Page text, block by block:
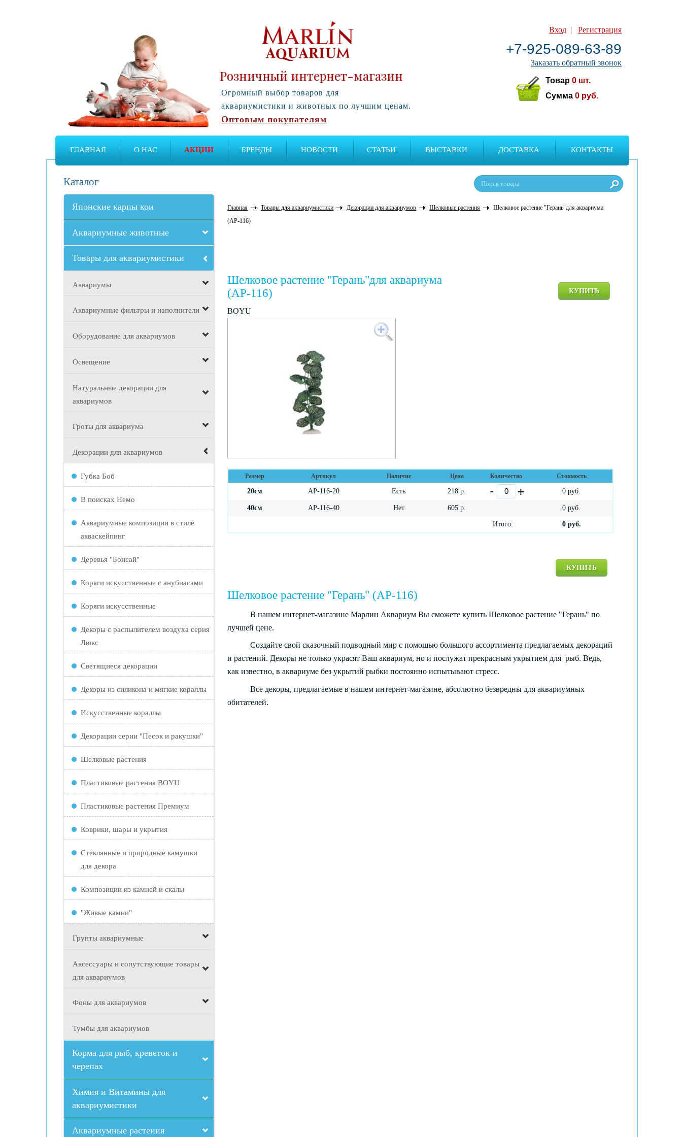
Вход |Регистрация
+7-925-089-63-89
Заказать обратный звонок
Товар0 шт.
Сумма0 руб.
Розничный интернет-магазин
Огромный выбор товаров для
аквариумистики и животных по лучшим ценам.
Оптовым покупателям
ГЛАВНАЯ О НАС АКЦИИ БРЕНДЫ НОВОСТИ СТАТЬИ ВЫСТАВКИ ДОСТАВКА КОНТАКТЫ
Каталог
Японские карпы кои
Аквариумные животные
Товары для аквариумистики
Аквариумы
Аквариумные фильтры и наполнители
Оборудование для аквариумов
Освещение
Натуральные декорации для
аквариумов
Гроты для аквариума
Декорации для аквариумов
Губка Боб
В поисках Немо
Аквариумные композиции в стиле
акваскейпинг
Деревья "Бонсай"
Коряги искусственные с анубиасами
Коряги искусственные
Декоры с распылителем воздуха серия
Люкс
Светящиеся декорации
Декоры из силикона и мягкие кораллы
Искусственные кораллы
Декорации серии "Песок и ракушки"
Шелковые растения
Пластиковые растения BOYU
Пластиковые растения Премиум
Коврики, шары и укрытия
Стеклянные и природные камушки
для декора
Композиции из камней и скалы
"Живые камни"
Грунты аквариумные
Аксессуары и сопутствующие товары
для аквариумов
Фоны для аквариумов
Тумбы для аквариумов
Корма для рыб, креветок и
черепах
Химия и Витамины для
аквариумистики
Аквариумные растения
Главная Товары для аквариумистики Декорации для аквариумов Шелковые растения
Шелковое растение "Герань"для аквариума
(AP-116)
Шелковое растение "Герань"для аквариума
(AP-116)
BOYU
КУПИТЬ
Размер Артикул Наличие Цена Количество Стоимость
20см AP-116-20 Есть 218 р. 0 руб.
40см AP-116-40 Нет 605 р. 0 руб.
Итого: 0руб.
КУПИТЬ
Шелковое растение "Герань" (AP-116)
В нашем интернет-магазине Марлин Аквариум Вы сможете купить Шелковое растение "Герань" по
лучшей цене.
Создайте свой сказочный подводный мир с помощью большого ассортимента предлагаемых декораций
и растений. Декоры не только украсят Ваш аквариум, но и послужат прекрасным укрытием для рыб. Ведь,
как известно, в аквариуме без укрытий рыбки постоянно испытывают стресс.
Все декоры, предлагаемые в нашем интернет-магазине, абсолютно безвредны для аквариумных
обитателей.